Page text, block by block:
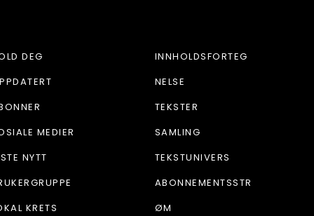
DEG
MEDIER
NYTT
KRETS
INNHOLDSFORTEG
NELSE
TEKSTER
SAMLING
TEKSTUNIVERS
ABONNEMENTSSTR
ØM